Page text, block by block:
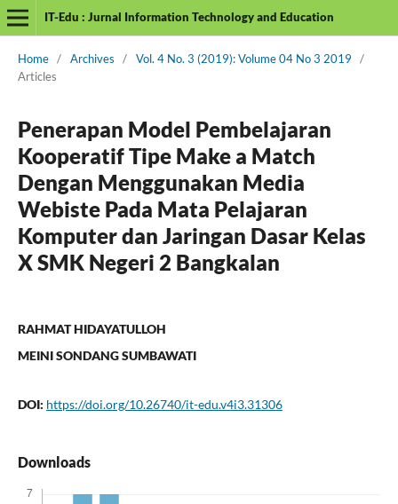
IT-Edu : Jurnal Information Technology and Education
Home / Archives / Vol. 4 No. 3 (2019): Volume 04 No 3 2019
/
Articles
Penerapan Model Pembelajaran
Kooperatif Tipe Make a Match
Dengan Menggunakan Media
Webiste Pada Mata Pelajaran
Komputer dan Jaringan Dasar Kelas
X SMK Negeri 2 Bangkalan
RAHMAT HIDAYATULLOH
MEINI SONDANG SUMBAWATI
DOI: https://doi.org/10.26740/it-edu.v4i3.31306
Downloads